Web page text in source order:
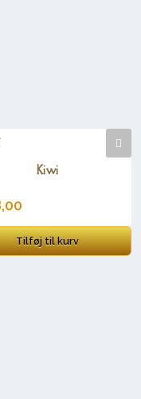
Kiwi
Tilføj til kurv